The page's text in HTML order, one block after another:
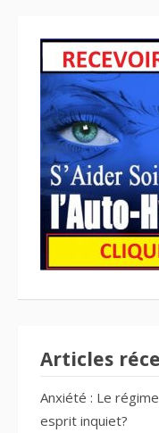
Articles
Anxiété : Le
esprit inquiet?